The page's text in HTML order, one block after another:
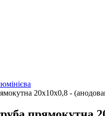
20х10х0,8 -